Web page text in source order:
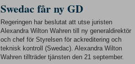
Swedac får ny GD
Regeringen har beslutat att utse juristen
Alexandra Wilton Wahren till ny generaldirektör
och chef för Styrelsen för ackreditering och
teknisk kontroll (Swedac). Alexandra Wilton
Wahren tillträder tjänsten den 21 september.